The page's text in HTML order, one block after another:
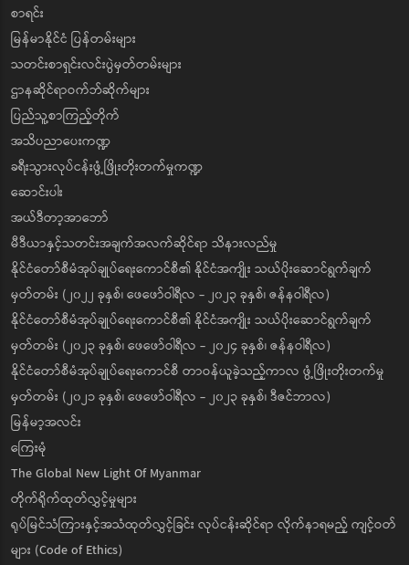
စာရင်း
မြန်မာနိုင်ငံ ပြန်တမ်းများ
သတင်းစာရှင်းလင်းပွဲမှတ်တမ်းများ
ဌာနဆိုင်ရာဝက်ဘ်ဆိုက်များ
ပြည်သူ့စာကြည့်တိုက်
အသိပညာပေးကဏ္ဍ
ခရီးသွားလုပ်ငန်းဖွံ့ဖြိုးတိုးတက်မှုကဏ္ဍ
ဆောင်းပါး
အယ်ဒီတာ့အာဘော်
မီဒီယာနှင့်သတင်းအချက်အလက်ဆိုင်ရာ သိနားလည်မှု
နိုင်ငံတော်စီမံအုပ်ချုပ်ရေးကောင်စီ၏ နိုင်ငံအကျိုး သယ်ပိုးဆောင်ရွက်ချက်
မှတ်တမ်း (၂၀၂၂ ခုနှစ်၊ ဖေဖော်ဝါရီလ - ၂၀၂၃ ခုနှစ်၊ ဇန်နဝါရီလ)
နိုင်ငံတော်စီမံအုပ်ချုပ်ရေးကောင်စီ၏ နိုင်ငံအကျိုး သယ်ပိုးဆောင်ရွက်ချက်
မှတ်တမ်း (၂၀၂၃ ခုနှစ်၊ ဖေဖော်ဝါရီလ - ၂၀၂၄ ခုနှစ်၊ ဇန်နဝါရီလ)
နိုင်ငံတော်စီမံအုပ်ချုပ်ရေးကောင်စီ တာဝန်ယူခဲ့သည့်ကာလ ဖွံ့ဖြိုးတိုးတက်မှု
မှတ်တမ်း (၂၀၂၁ ခုနှစ်၊ ဖေဖော်ဝါရီလ - ၂၀၂၃ ခုနှစ်၊ ဒီဇင်ဘာလ)
မြန်မာ့အလင်း
ကြေးမုံ
The Global New Light Of Myanmar
တိုက်ရိုက်ထုတ်လွှင့်မှုများ
ရုပ်မြင်သံကြားနှင့်အသံထုတ်လွှင့်ခြင်း လုပ်ငန်းဆိုင်ရာ လိုက်နာရမည့် ကျင့်ဝတ်
များ (Code of Ethics)